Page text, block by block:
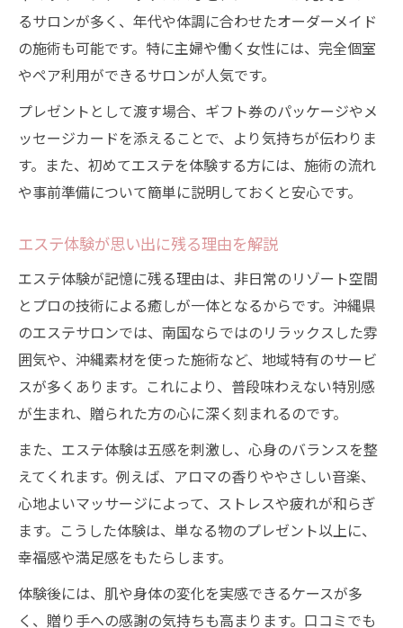
るサロンが多く、年代や体調に合わせたオーダーメイド
の施術も可能です。特に主婦や働く女性には、完全個室
やペア利用ができるサロンが人気です。
プレゼントとして渡す場合、ギフト券のパッケージやメ
ッセージカードを添えることで、より気持ちが伝わりま
す。また、初めてエステを体験する方には、施術の流れ
や事前準備について簡単に説明しておくと安心です。
エステ体験が思い出に残る理由を解説
エステ体験が記憶に残る理由は、非日常のリゾート空間
とプロの技術による癒しが一体となるからです。沖縄県
のエステサロンでは、南国ならではのリラックスした雰
囲気や、沖縄素材を使った施術など、地域特有のサービ
スが多くあります。これにより、普段味わえない特別感
が生まれ、贈られた方の心に深く刻まれるのです。
また、エステ体験は五感を刺激し、心身のバランスを整
えてくれます。例えば、アロマの香りややさしい音楽、
心地よいマッサージによって、ストレスや疲れが和らぎ
ます。こうした体験は、単なる物のプレゼント以上に、
幸福感や満足感をもたらします。
体験後には、肌や身体の変化を実感できるケースが多
く、贈り手への感謝の気持ちも高まります。口コミでも